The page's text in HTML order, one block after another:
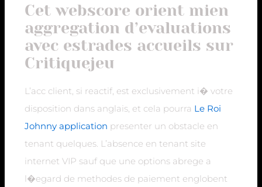
Cet webscore orient mien
aggregation d’evaluations
avec estrades accueils sur
Critiquejeu
L’acc client, si reactif, est exclusivement i� votre
disposition dans anglais, et cela pourra Le Roi
Johnny application presenter un obstacle en
tenant quelques. L’absence en tenant site
internet VIP sauf que une options abrege a
l�egard de methodes de paiement englobent